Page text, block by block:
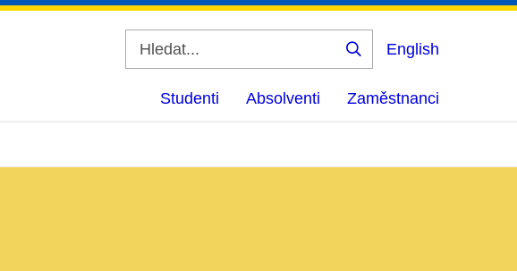
Vyhledat
English
Studenti Absolventi Zaměstnanci